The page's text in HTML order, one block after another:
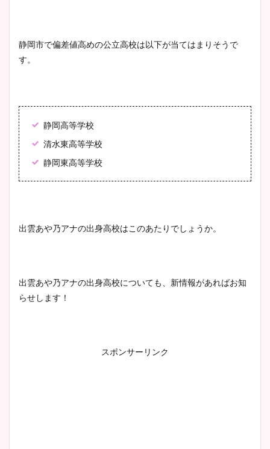
静岡市で偏差値高めの公立高校は以下が当てはまりそうで
す。
静岡高等学校
清水東高等学校
静岡東高等学校
出雲あや乃アナの出身高校はこのあたりでしょうか。
出雲あや乃アナの出身高校についても、新情報があればお知
らせします！
スポンサーリンク